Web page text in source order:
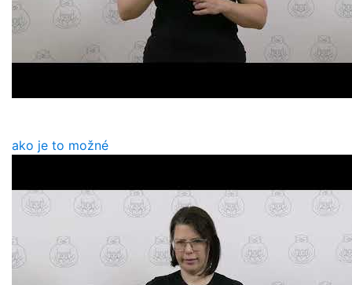
ako je to možné